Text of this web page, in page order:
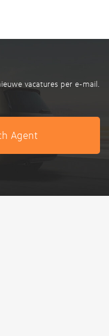
vacatures per e-mail.
Agent